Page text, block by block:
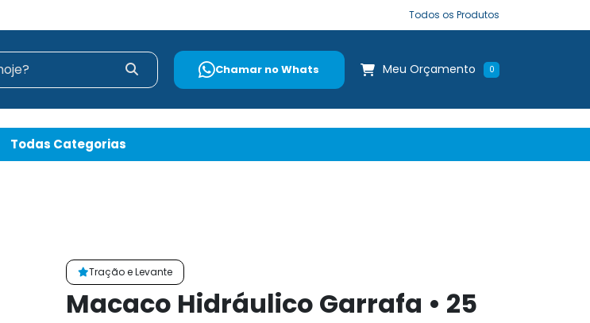
Todos os Produtos
Chamar no Whats Meu Orçamento 0
Todas Categorias
Tração e Levante
Macaco Hidráulico Garrafa • 25